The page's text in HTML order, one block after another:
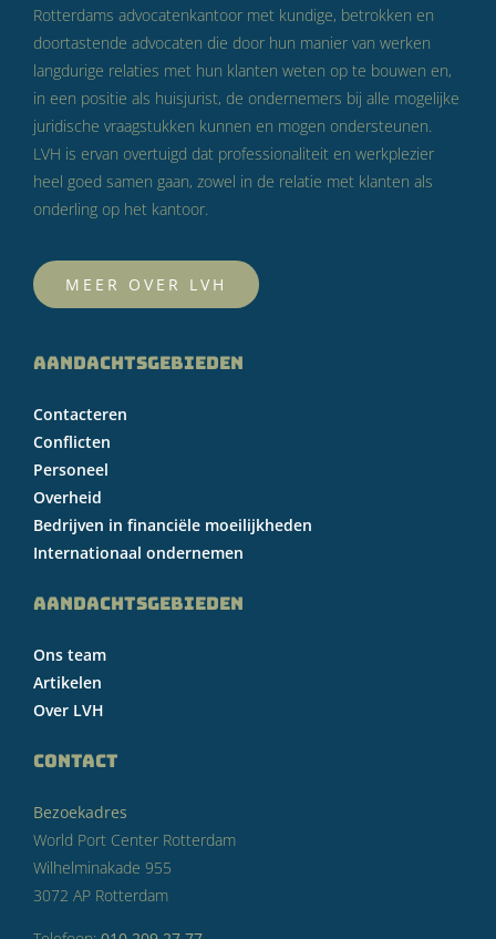
Rotterdams advocatenkantoor met kundige, betrokken en
doortastende advocaten die door hun manier van werken
langdurige relaties met hun klanten weten op te bouwen en,
in een positie als huisjurist, de ondernemers bij alle mogelijke
juridische vraagstukken kunnen en mogen ondersteunen.
LVH is ervan overtuigd dat professionaliteit en werkplezier
heel goed samen gaan, zowel in de relatie met klanten als
onderling op het kantoor.
MEER OVER LVH
AANDACHTSGEBIEDEN
Contacteren
Conflicten
Personeel
Overheid
Bedrijven in financiële moeilijkheden
Internationaal ondernemen
AANDACHTSGEBIEDEN
Ons team
Artikelen
Over LVH
CONTACT
Bezoekadres
World Port Center Rotterdam
Wilhelminakade 955
3072 AP Rotterdam